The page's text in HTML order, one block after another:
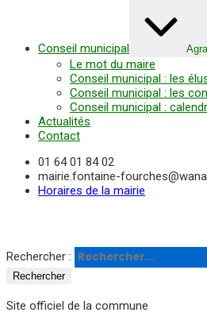
Conseil municipal
Le mot du maire
Conseil municipal : les
Conseil municipal : les
Conseil municipal :
Actualités
Contact
01 64 01 84 02
mairie.fontaine-
Horaires de la mairie
Rechercher :
Site officiel de la commune